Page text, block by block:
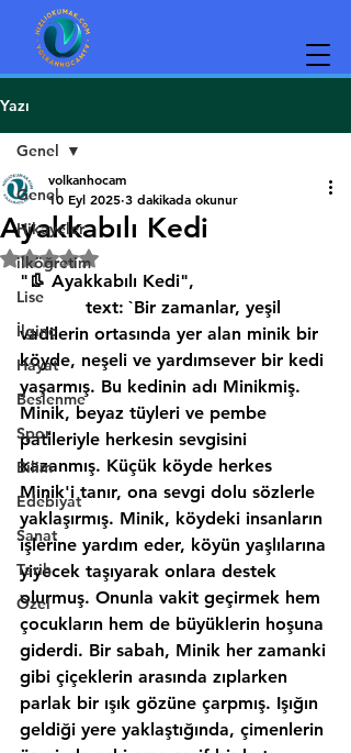
Yazı
Genel
Hikayeler
ilköğretim
Lise
İlginç
Hayat
Beslenme
Spor
Bilim
Edebiyat
Sanat
Tarih
Özel
Genel
Ayakkabılı Kedi
volkanhocam
10 Eyl 2025 3 dakikada okunur
5 üzerinden NaN yıldız
"👢 Ayakkabılı Kedi",
            text: `Bir zamanlar, yeşil
vadilerin ortasında yer alan minik bir
köyde, neşeli ve yardımsever bir kedi
yaşarmış. Bu kedinin adı Minikmiş.
Minik, beyaz tüyleri ve pembe
patileriyle herkesin sevgisini
kazanmış. Küçük köyde herkes
Minik'i tanır, ona sevgi dolu sözlerle
yaklaşırmış. Minik, köydeki insanların
işlerine yardım eder, köyün yaşlılarına
yiyecek taşıyarak onlara destek
olurmuş. Onunla vakit geçirmek hem
çocukların hem de büyüklerin hoşuna
giderdi. Bir sabah, Minik her zamanki
gibi çiçeklerin arasında zıplarken
parlak bir ışık gözüne çarpmış. Işığın
geldiği yere yaklaştığında, çimenlerin